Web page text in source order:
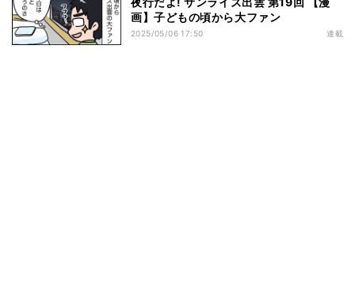
画】子どもの頃から大ファン
2025/05/06 17:50 連載